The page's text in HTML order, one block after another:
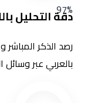
97%
دقة التحليل
رصد الذكر المباشر
بالعربي عبر وسائل